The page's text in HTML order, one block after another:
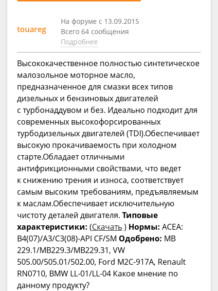
touareg
На форуме с 13.09.2015
Всего 64 сообщения
Подробнее
Высококачественное полностью синтетическое
малозольное моторное масло,
предназначенное для смазки всех типов
дизельных и бензиновых двигателей
с турбонаддувом и без. Идеально подходит для
современных высокофорсированных
турбодизельных двигателей (TDI).Обеспечивает
высокую прокачиваемость при холодном
старте.Обладает отличными
антифрикционными свойствами, что ведет
к снижению трения и износа, соответствует
самым высоким требованиям, предъявляемым
к маслам.Обеспечивает исключительную
чистоту деталей двигателя. Типовые
характеристики: (Скачать) Нормы: ACEA:
B4(07)/A3/C3(08)-API CF/SM Одобрено: MB
229.1/MB229.3/MB229.31, VW
505.00/505.01/502.00, Ford M2C-917A, Renault
RN0710, BMW LL-01/LL-04 Какое мнение по
данному продукту?